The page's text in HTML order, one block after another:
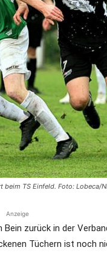
beim TS Einfeld. Foto: Lobeca/
Anzeige
zurück in der
Tüchern ist noch